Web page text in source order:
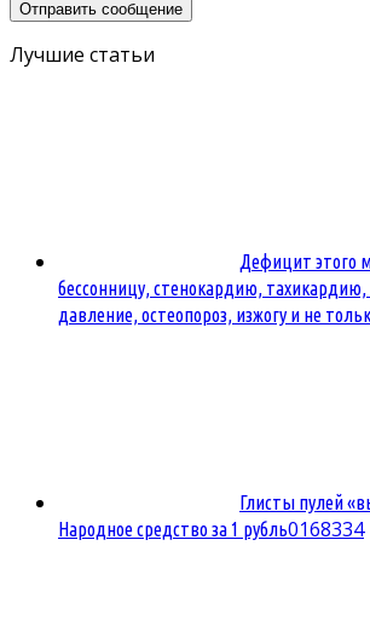
Лучшие статьи
Дефицит этого
бессонницу, стенокардию,
давление, остеопороз, изжогу и не
Глисты пулей
Народное средство за 1 рубль0168334